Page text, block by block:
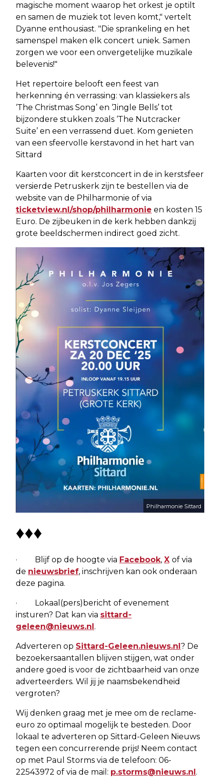
magische moment waarop het orkest je optilt
en samen de muziek tot leven komt," vertelt
Dyanne enthousiast. "Die sprankeling en het
samenspel maken elk concert uniek. Samen
zorgen we voor een onvergetelijke muzikale
belevenis!"
Het repertoire belooft een feest van
herkenning én verrassing: van klassiekers als
‘The Christmas Song’ en ‘Jingle Bells’ tot
bijzondere stukken zoals ‘The Nutcracker
Suite’ en een verrassend duet. Kom genieten
van een sfeervolle kerstavond in het hart van
Sittard
Kaarten voor dit kerstconcert in de in kerstsfeer
versierde Petruskerk zijn te bestellen via de
website van de Philharmonie of via
ticketview.nl/shop/philharmonie en kosten 15
Euro. De zijbeuken in de kerk hebben dankzij
grote beeldschermen indirect goed zicht.
Philharmonie Sittard
♦♦♦
· Blijf op de hoogte via Facebook, X of via
de nieuwsbrief, inschrijven kan ook onderaan
deze pagina.
· Lokaal(pers)bericht of evenement
insturen? Dat kan via sittard-
geleen@nieuws.nl .
Adverteren op Sittard-Geleen.nieuws.nl ? De
bezoekersaantallen blijven stijgen, wat onder
andere goed is voor de zichtbaarheid van onze
adverteerders. Wil jij je naamsbekendheid
vergroten?
Wij denken graag met je mee om de reclame-
euro zo optimaal mogelijk te besteden. Door
lokaal te adverteren op Sittard-Geleen Nieuws
tegen een concurrerende prijs! Neem contact
op met Paul Storms via de telefoon: 06-
22543972 of via de mail: p.storms@nieuws.nl .